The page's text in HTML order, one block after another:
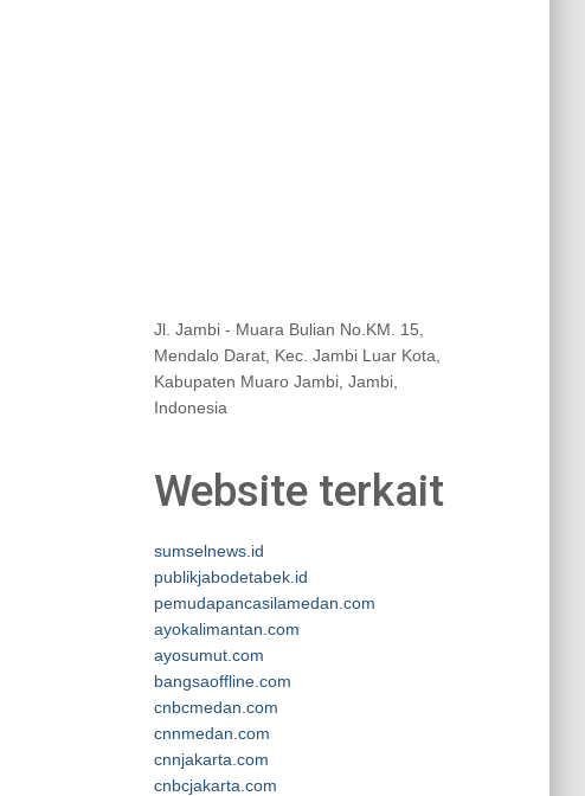
Jl. Jambi - Muara Bulian No.KM. 15,
Mendalo Darat, Kec. Jambi Luar Kota,
Kabupaten Muaro Jambi, Jambi,
Indonesia
Website terkait
sumselnews.id
publikjabodetabek.id
pemudapancasilamedan.com
ayokalimantan.com
ayosumut.com
bangsaoffline.com
cnbcmedan.com
cnnmedan.com
cnnjakarta.com
cnbcjakarta.com